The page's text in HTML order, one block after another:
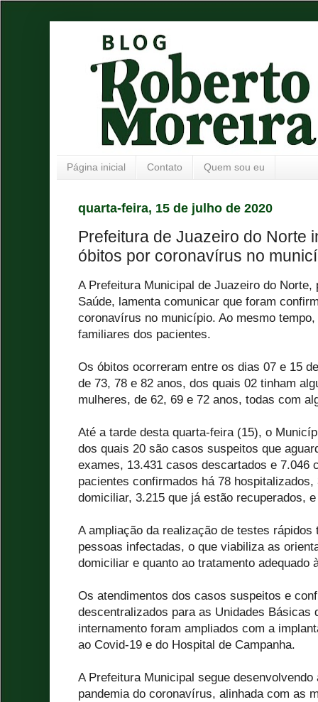
Página inicial Contato Quem sou eu
quarta-feira, 15 de julho de 2020
Prefeitura de Juazeiro do Norte
óbitos por coronavírus no
A Prefeitura Municipal de Juazeiro do Norte,
Saúde, lamenta comunicar que foram
coronavírus no município. Ao mesmo
familiares dos pacientes.
Os óbitos ocorreram entre os dias 07 e 15
de 73, 78 e 82 anos, dos quais 02 tinham
mulheres, de 62, 69 e 72 anos, todas com
Até a tarde desta quarta-feira (15), o
dos quais 20 são casos suspeitos que
exames, 13.431 casos descartados e 7.046
pacientes confirmados há 78
domiciliar, 3.215 que já estão recuperados,
A ampliação da realização de testes
pessoas infectadas, o que viabiliza as
domiciliar e quanto ao tratamento adequado
Os atendimentos dos casos suspeitos e
descentralizados para as Unidades Básicas
internamento foram ampliados com a
ao Covid-19 e do Hospital de Campanha.
A Prefeitura Municipal segue
pandemia do coronavírus, alinhada com as